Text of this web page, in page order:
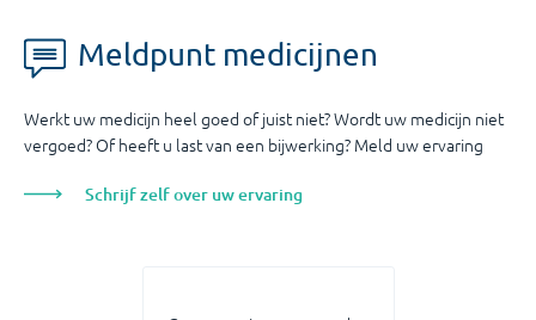
Meldpunt medicijnen
Werkt uw medicijn heel goed of juist niet? Wordt uw medicijn niet
vergoed? Of heeft u last van een bijwerking? Meld uw ervaring
Schrijf zelf over uw ervaring